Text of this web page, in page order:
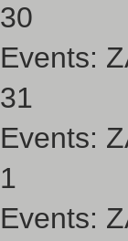
30
Events:
31
Events:
1
Events: